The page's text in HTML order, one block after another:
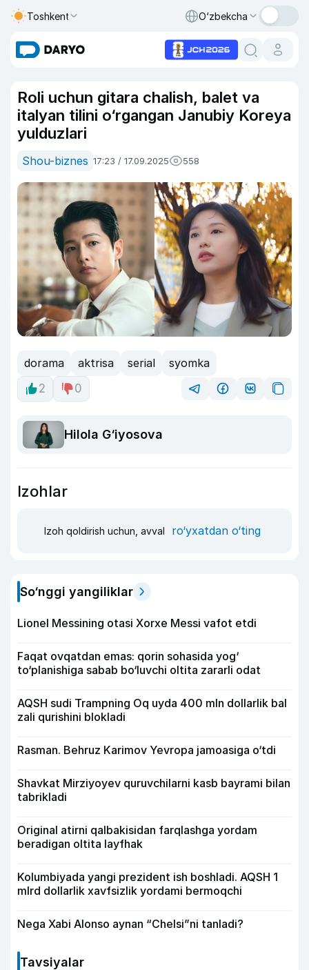
Toshkent O‘zbekcha
Roli uchun gitara chalish, balet va
italyan tilini o‘rgangan Janubiy Koreya
yulduzlari
Shou-biznes 17:23 / 17.09.2025 558
dorama aktrisa serial
syomka
2
0
Hilola G‘iyosova
Izohlar
Izoh qoldirish uchun, avval ro‘yxatdan o‘ting
So‘nggi yangiliklar
Lionel Messining otasi Xorxe Messi vafot etdi
Faqat ovqatdan emas: qorin sohasida yog‘
to‘planishiga sabab bo‘luvchi oltita zararli odat
AQSH sudi Trampning Oq uyda 400 mln dollarlik bal
zali qurishini blokladi
Rasman. Behruz Karimov Yevropa jamoasiga o‘tdi
Shavkat Mirziyoyev quruvchilarni kasb bayrami bilan
tabrikladi
Original atirni qalbakisidan farqlashga yordam
beradigan oltita layfhak
Kolumbiyada yangi prezident ish boshladi. AQSH 1
mlrd dollarlik xavfsizlik yordami bermoqchi
Nega Xabi Alonso aynan “Chelsi”ni tanladi?
Tavsiyalar